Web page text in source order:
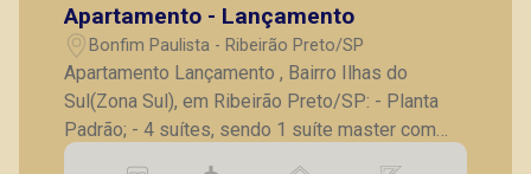
Apartamento - Lançamento
Bonfim Paulista - Ribeirão Preto/SP
Apartamento Lançamento , Bairro Ilhas do
Sul(Zona Sul), em Ribeirão Preto/SP: - Planta
Padrão; - 4 suítes, sendo 1 suíte master com
closet e banheiro com duas Cubas; - Lavabo; -